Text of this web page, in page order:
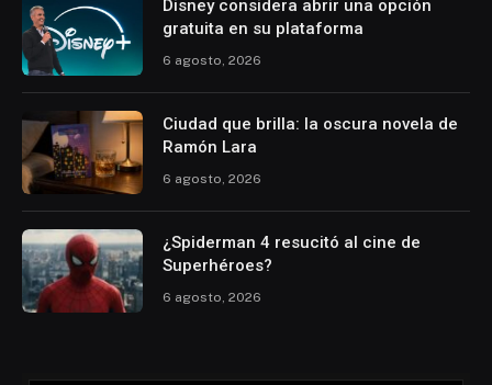
Disney considera abrir una opción
gratuita en su plataforma
6 agosto, 2026
Ciudad que brilla: la oscura novela de
Ramón Lara
6 agosto, 2026
¿Spiderman 4 resucitó al cine de
Superhéroes?
6 agosto, 2026